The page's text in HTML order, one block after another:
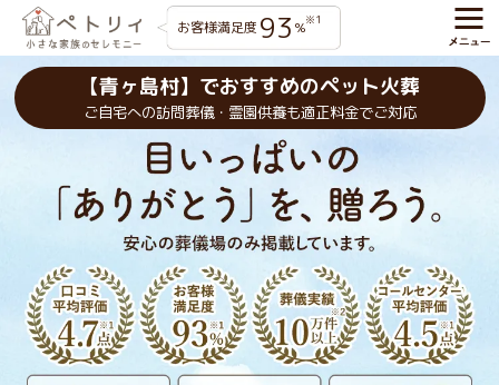
お客様満足度 93 %※1
【青ヶ島村】でおすすめのペット火葬
ご自宅への訪問葬儀・霊園供養も適正料金でご対応